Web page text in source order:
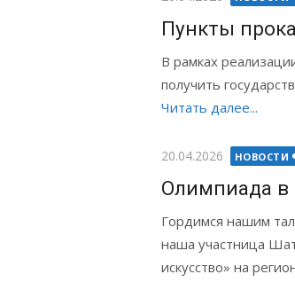
Пункты
В рамках
получить
Читать далее...
Опубликовано
20.04.2026 НОВОСТИ
Олимпиада в
Гордимся нашим
наша участница
искусство» на